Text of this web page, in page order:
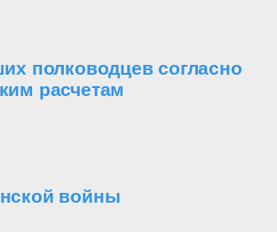
полководцев согласно
расчетам
войны